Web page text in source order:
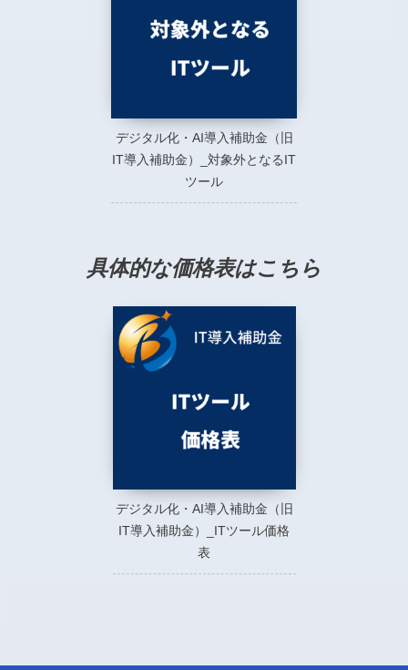
デジタル化・AI導入補助金（旧
IT導入補助金）_対象外となるIT
ツール
具体的な価格表はこちら
デジタル化・AI導入補助金（旧
IT導入補助金）_ITツール価格
表